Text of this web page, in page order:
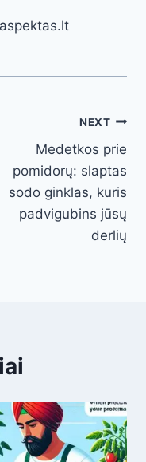
NEXT
Medetkos prie
pomidorų: slaptas
sodo ginklas, kuris
padvigubins jūsų
derlių